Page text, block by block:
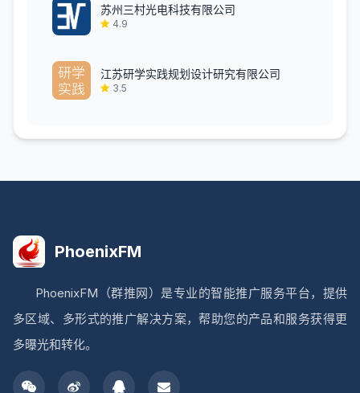
苏州三村光电科技有限公司
4.9
江苏研学实践规划设计研究有限公司
3.5
PhoenixFM
PhoenixFM（群推网）是专业的智能推广服务平台，提供
多区域、多形式的推广解决方案，帮助您的产品和服务获得更
多曝光和转化。